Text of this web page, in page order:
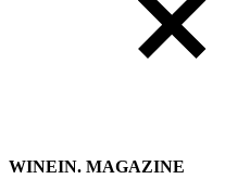
WINEIN. MAGAZINE